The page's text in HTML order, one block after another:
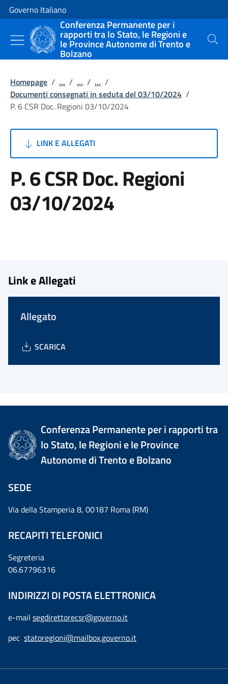
Vai al contenuto
Vai alla navigazione del sito
Governo Italiano
Conferenza Permanente per i
rapporti tra lo Stato, le Regioni e
le Province Autonome di Trento e
Bolzano
Cerca
Homepage / ... / ... / ... /
Documenti consegnati in seduta del 03/10/2024 /
P. 6 CSR Doc. Regioni 03/10/2024
LINK E ALLEGATI
P. 6 CSR Doc. Regioni
03/10/2024
Link e Allegati
Allegato
SCARICA
Conferenza Permanente per i rapporti tra
lo Stato, le Regioni e le Province
Autonome di Trento e Bolzano
SEDE
Via della Stamperia 8, 00187 Roma (RM)
RECAPITI TELEFONICI
Segreteria
06.67796316
INDIRIZZI DI POSTA ELETTRONICA
e-mail segdirettorecsr@governo.it
pec statoregioni@mailbox.governo.it